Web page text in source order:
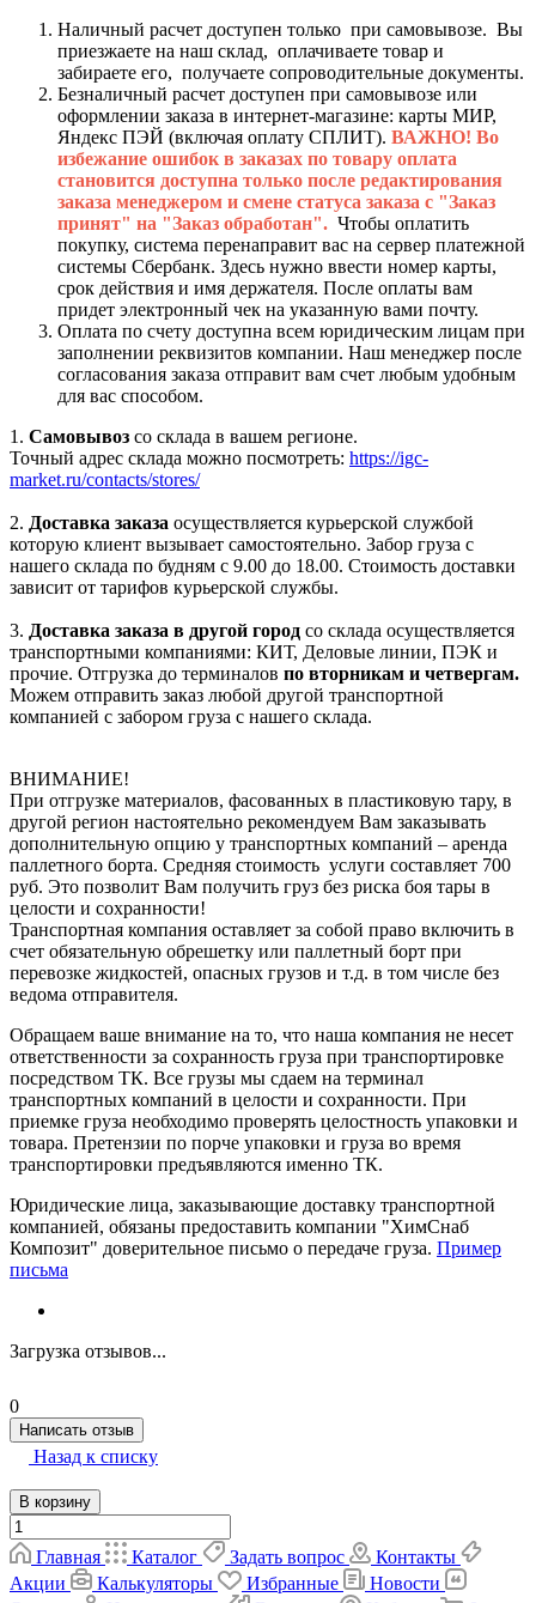
Наличный расчет доступен только при самовывозе. Вы
приезжаете на наш склад, оплачиваете товар и
забираете его, получаете сопроводительные документы.
Безналичный расчет доступен при самовывозе или
оформлении заказа в интернет-магазине: карты МИР,
Яндекс ПЭЙ (включая оплату СПЛИТ). ВАЖНО! Во
избежание ошибок в заказах по товару оплата
становится доступна только после редактирования
заказа менеджером и смене статуса заказа с "Заказ
принят" на "Заказ обработан". Чтобы оплатить
покупку, система перенаправит вас на сервер платежной
системы Сбербанк. Здесь нужно ввести номер карты,
срок действия и имя держателя. После оплаты вам
придет электронный чек на указанную вами почту.
Оплата по счету доступна всем юридическим лицам при
заполнении реквизитов компании. Наш менеджер после
согласования заказа отправит вам счет любым удобным
для вас способом.
1. Самовывоз со склада в вашем регионе.
Точный адрес склада можно посмотреть: https://igc-
market.ru/contacts/stores/
2. Доставка заказа осуществляется курьерской службой
которую клиент вызывает самостоятельно. Забор груза с
нашего склада по будням с 9.00 до 18.00. Стоимость доставки
зависит от тарифов курьерской службы.
3. Доставка заказа в другой город со склада осуществляется
транспортными компаниями: КИТ, Деловые линии, ПЭК и
прочие. Отгрузка до терминалов по вторникам и четвергам.
Можем отправить заказ любой другой транспортной
компанией с забором груза с нашего склада.
ВНИМАНИЕ!
При отгрузке материалов, фасованных в пластиковую тару, в
другой регион настоятельно рекомендуем Вам заказывать
дополнительную опцию у транспортных компаний – аренда
паллетного борта. Средняя стоимость услуги составляет 700
руб. Это позволит Вам получить груз без риска боя тары в
целости и сохранности!
Транспортная компания оставляет за собой право включить в
счет обязательную обрешетку или паллетный борт при
перевозке жидкостей, опасных грузов и т.д. в том числе без
ведома отправителя.
Обращаем ваше внимание на то, что наша компания не несет
ответственности за сохранность груза при транспортировке
посредством ТК. Все грузы мы сдаем на терминал
транспортных компаний в целости и сохранности. При
приемке груза необходимо проверять целостность упаковки и
товара. Претензии по порче упаковки и груза во время
транспортировки предъявляются именно ТК.
Юридические лица, заказывающие доставку транспортной
компанией, обязаны предоставить компании "ХимСнаб
Композит" доверительное письмо о передаче груза. Пример
письма
Загрузка отзывов...
0
Написать отзыв
Назад к списку
В корзину
Главная Каталог Задать вопрос
Контакты
Акции
Калькуляторы Избранные
Новости